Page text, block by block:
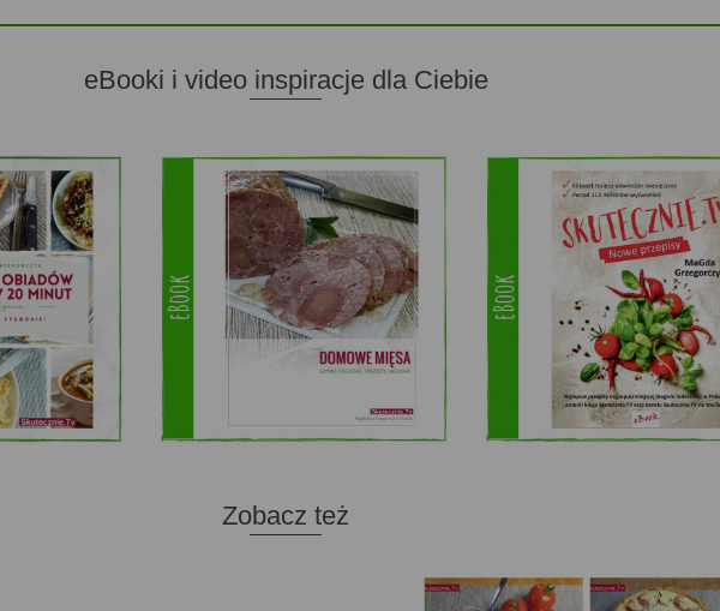
eBooki i video inspiracje dla Ciebie
Zobacz też